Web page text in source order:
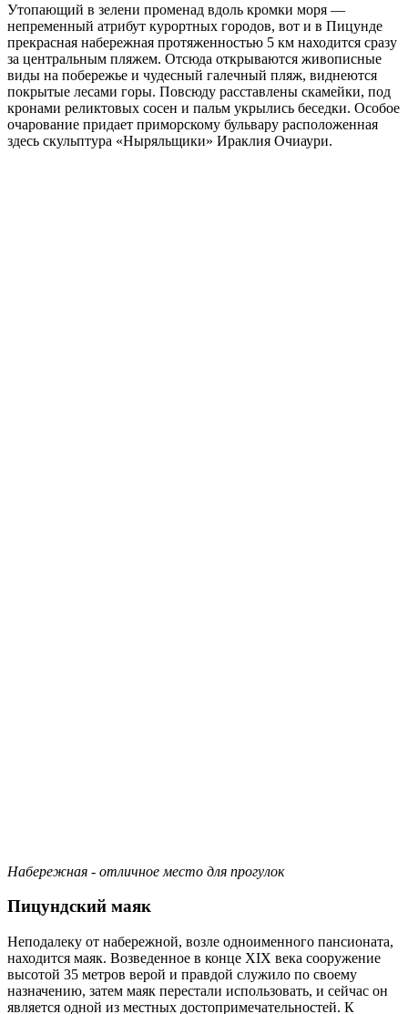
Утопающий в зелени променад вдоль кромки моря —
непременный атрибут курортных городов, вот и в Пицунде
прекрасная набережная протяженностью 5 км находится сразу
за центральным пляжем. Отсюда открываются живописные
виды на побережье и чудесный галечный пляж, виднеются
покрытые лесами горы. Повсюду расставлены скамейки, под
кронами реликтовых сосен и пальм укрылись беседки. Особое
очарование придает приморскому бульвару расположенная
здесь скульптура «Ныряльщики» Ираклия Очиаури.
Набережная - отличное место для прогулок
Пицундский маяк
Неподалеку от набережной, возле одноименного пансионата,
находится маяк. Возведенное в конце XIX века сооружение
высотой 35 метров верой и правдой служило по своему
назначению, затем маяк перестали использовать, и сейчас он
является одной из местных достопримечательностей. К